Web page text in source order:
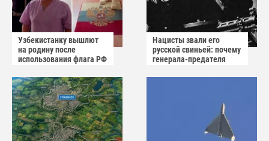
Узбекистанку вышлют
на родину после
использования флага РФ
Нацисты звали его
русской свиньей: почему
генерала-предателя
публичного суда